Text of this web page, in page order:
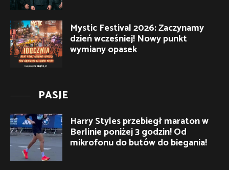
Mystic Festival 2026: Zaczynamy
dzień wcześniej! Nowy punkt
wymiany opasek
PASJE
Harry Styles przebiegł maraton w
Berlinie poniżej 3 godzin! Od
mikrofonu do butów do biegania!